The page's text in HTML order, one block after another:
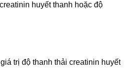
huyết thanh hoặc độ
trị độ thanh thải creatinin huyết